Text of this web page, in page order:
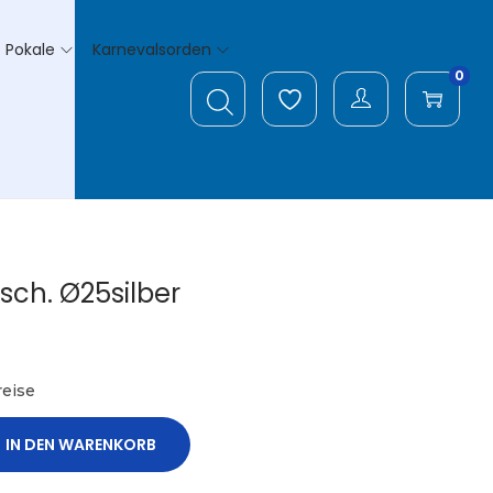
Pokale Karnevalsorden
0
Ø25silber
IN DEN WARENKORB